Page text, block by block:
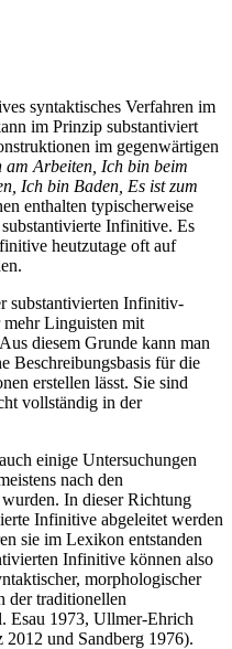
syntaktisches Verfahren im
im Prinzip substantiviert
im gegenwärtigen
am Arbeiten, Ich bin beim
Ich bin Baden, Es ist zum
enthalten typischerweise
Infinitive. Es
heutzutage oft auf
substantivierten Infinitiv-
mehr Linguisten mit
diesem Grunde kann man
Beschreibungsbasis für die
erstellen lässt. Sie sind
vollständig in der
einige Untersuchungen
nach den
In dieser Richtung
Infinitive abgeleitet werden
sie im Lexikon entstanden
Infinitive können also
morphologischer
der traditionellen
Esau 1973, Ullmer-Ehrich
und Sandberg 1976).